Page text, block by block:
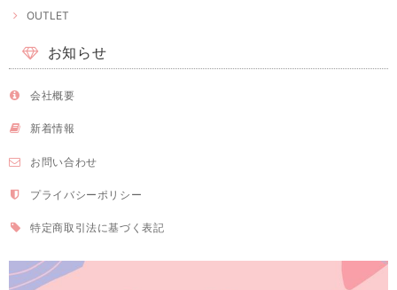
OUTLET
お知らせ
会社概要
新着情報
お問い合わせ
プライバシーポリシー
特定商取引法に基づく表記